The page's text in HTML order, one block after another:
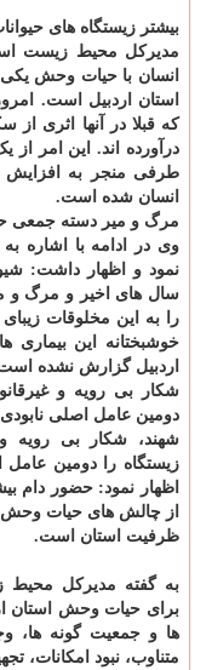
بیشتر زیستگاه های
مدیرکل محیط زیست
انسان با حیات وحش
استان اردبیل است.
که قبلا در آنها اثری
درآورده اند. این امر از
طرفی منجر به افزایش
انسان شده است.
مرگ و میر دسته جمعی
وی در ادامه با اشاره
نمود و اظهار داشت:
سال های اخیر و مرگ
را به این مخلوقات
خوشبختانه این بیماری
اردبیل گزارش نشده
شکار بی رویه و
دومین عامل اصلی
شهند، شکار بی رویه
زیستگاه را دومین
اظهار نمود: حضور دام
ظرفیت استان است.
به گفته مدیرکل محیط
برای حیات وحش استان
ها و جمعیت گونه ها،
متناوب، نبود امکانات،